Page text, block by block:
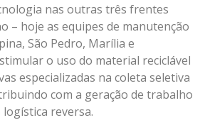
nas outras três frentes
– hoje as equipes de manutenção
São Pedro, Marília e
o uso do material reciclável
especializadas na coleta seletiva
com a geração de trabalho
reversa.